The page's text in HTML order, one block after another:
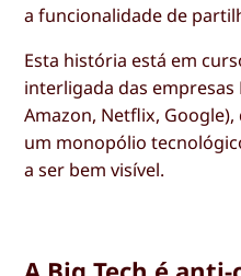
a funcionalidade de
Esta história está em
interligada das empresas
Amazon, Netflix,
um monopólio
a ser bem visível.